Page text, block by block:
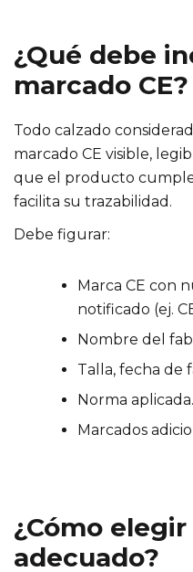
¿Qué debe
marcado CE?
Todo calzado
marcado CE visible,
que el producto
facilita su trazabilidad.
Debe figurar:
Marca CE con
notificado (ej.
Nombre del
Talla, fecha de
Norma aplicada.
Marcados
¿Cómo
adecuado?